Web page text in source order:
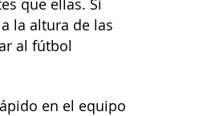
que ellas. Si
la altura de las
al fútbol
en el equipo